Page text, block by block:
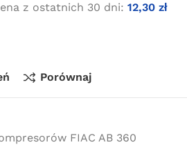
z ostatnich 30 dni: 12,30 zł
Porównaj
FIAC AB 360